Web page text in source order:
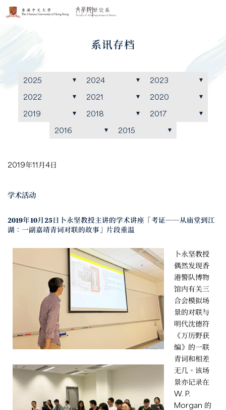
系讯存档
2025 2024
2023
2022
2021
2020
2019
2018
2017
2016
2015
2019年11月4日
学术活动
2019年10月25日卜永坚教授主讲的学术讲座「考证──从庙堂到江
湖：一副嘉靖青词对联的故事」片段重温
卜永坚教授
偶然发现香
港警队博物
馆内有关三
合会模拟场
景的对联与
明代沈德符
《万历野获
编》的一联
青词和相差
无几。该场
景亦记录在
W. P.
Morgan 的